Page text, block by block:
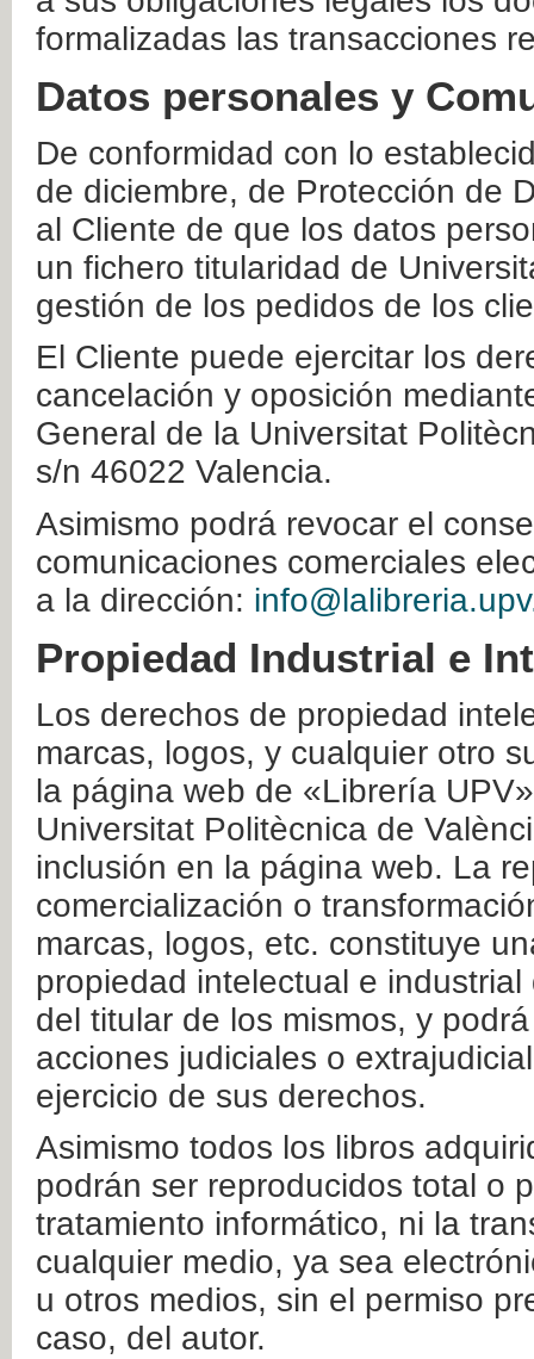
formalizadas las transacciones
Datos personales y
De conformidad con lo
de diciembre, de Protección de
al Cliente de que los datos
un fichero titularidad de
gestión de los pedidos de los
El Cliente puede ejercitar los
cancelación y oposición
General de la Universitat
s/n 46022 Valencia.
Asimismo podrá revocar el
comunicaciones comerciales
a la dirección:
Propiedad Industrial e
Los derechos de propiedad
marcas, logos, y cualquier otro
la página web de «Librería
Universitat Politècnica de
inclusión en la página web. La
comercialización o
marcas, logos, etc. constituye
propiedad intelectual e
del titular de los mismos, y
acciones judiciales o
ejercicio de sus derechos.
Asimismo todos los libros
podrán ser reproducidos total o
tratamiento informático, ni la
cualquier medio, ya sea
u otros medios, sin el permiso
caso, del autor.